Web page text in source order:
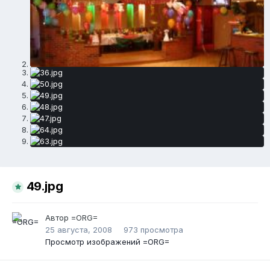
49.jpg
Автор =ORG=
25 августа, 2008
973 просмотра
Просмотр изображений =ORG=